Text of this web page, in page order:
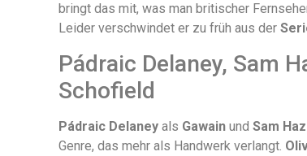
bringt das mit, was man britischer
Leider verschwindet er zu früh aus der
Pádraic Delaney, Sam
Schofield
Pádraic Delaney als Gawain und Sam
Genre, das mehr als Handwerk verlangt.